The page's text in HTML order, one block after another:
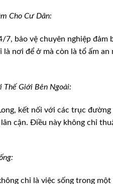
Cho Cư Dân:
7, bảo vệ chuyên nghiệp
là nơi để ở mà còn là tổ ấm
Thế Giới Bên Ngoài:
kết nối với các trục
cận. Điều này không chỉ
chỉ là việc sống trong